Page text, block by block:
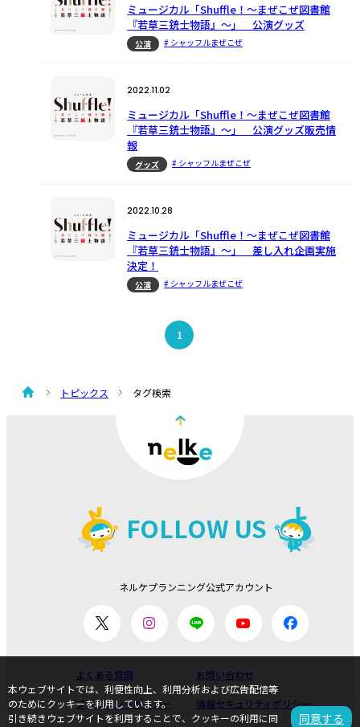
ミュージカル「Shuffle！〜まぜこぜ図書館
『若草三銃士物語』〜」 公演グッズ
公演 # シャッフルまぜこぜ
2022.11.02
ミュージカル「Shuffle！～まぜこぜ図書館
『若草三銃士物語』～」 公演グッズ販売情
報
グッズ # シャッフルまぜこぜ
2022.10.28
ミュージカル「Shuffle！～まぜこぜ図書館
『若草三銃士物語』～」 差し入れ企画実施
決定！
公演 # シャッフルまぜこぜ
1
トピックス タグ検索
FOLLOW US
ネルケプランニング公式アカウント
よくある質問 お問い合わせ
プライバシーポリシー 情報セキュリティポリシー
本ウェブサイトでは、利便性向上、利用分析および広告配信等
のためにクッキーを利用しています。
引き続きウェブサイトを利用することで、クッキーの利用に同
同意する